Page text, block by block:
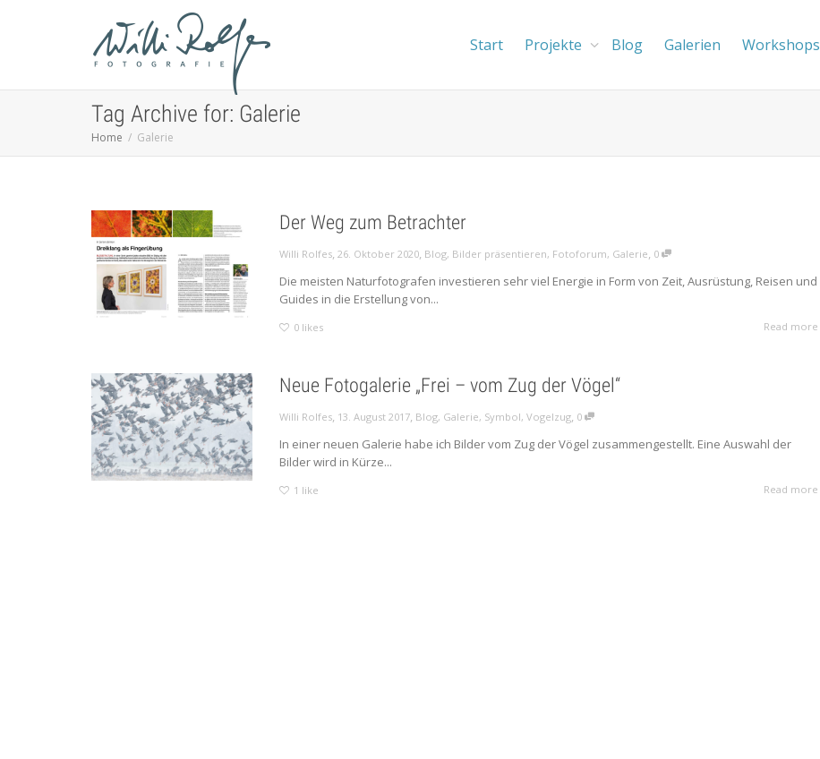
Start Projekte Blog Galerien Workshops
Tag Archive for: Galerie
Home Galerie
Der Weg zum Betrachter
Willi Rolfes,26. Oktober 2020, Blog, Bilder präsentieren, Fotoforum, Galerie, 0
Die meisten Naturfotografen investieren sehr viel Energie in Form von Zeit, Ausrüstung, Reisen und
Guides in die Erstellung von...
0 likes Read more
Neue Fotogalerie „Frei – vom Zug der Vögel“
Willi Rolfes, 13. August 2017, Blog, Galerie, Symbol,Vogelzug, 0
In einer neuen Galerie habe ich Bilder vom Zug der Vögel zusammengestellt. Eine Auswahl der
Bilder wird in Kürze...
1 like Read more